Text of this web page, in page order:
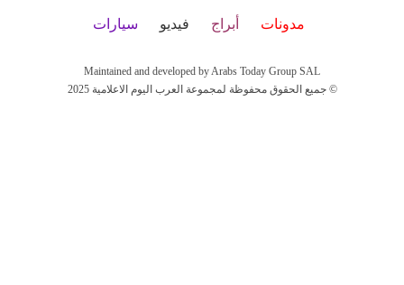
مدونات أبراج فيديو سيارات
Maintained and developed by Arabs Today Group SAL
جميع الحقوق محفوظة لمجموعة العرب اليوم الاعلامية 2025 ©